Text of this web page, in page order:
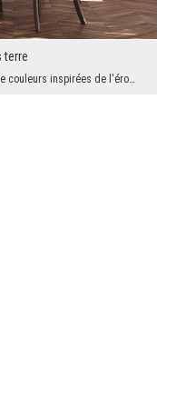
terre
De délicates transitions de couleurs inspirées de l'érosion naturelle et de la texture brute du b...